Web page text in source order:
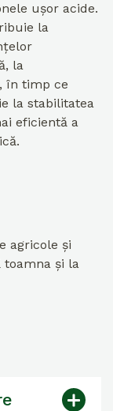
ușor acide.
la
la
în timp ce
la stabilitatea
eficientă a
agricole și
toamna și la